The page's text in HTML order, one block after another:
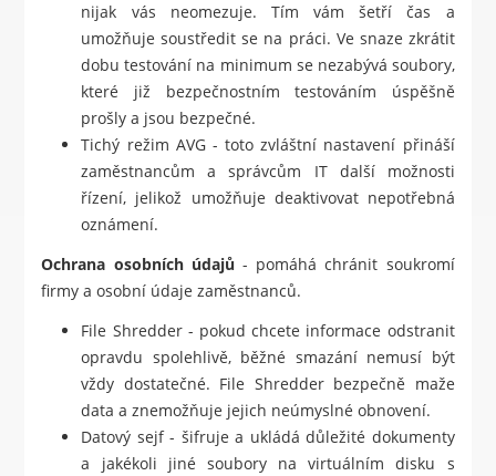
nijak vás neomezuje. Tím vám šetří čas a
umožňuje soustředit se na práci. Ve snaze zkrátit
dobu testování na minimum se nezabývá soubory,
které již bezpečnostním testováním úspěšně
prošly a jsou bezpečné.
Tichý režim AVG - toto zvláštní nastavení přináší
zaměstnancům a správcům IT další možnosti
řízení, jelikož umožňuje deaktivovat nepotřebná
oznámení.
Ochrana osobních údajů - pomáhá chránit soukromí
firmy a osobní údaje zaměstnanců.
File Shredder - pokud chcete informace odstranit
opravdu spolehlivě, běžné smazání nemusí být
vždy dostatečné. File Shredder bezpečně maže
data a znemožňuje jejich neúmyslné obnovení.
Datový sejf - šifruje a ukládá důležité dokumenty
a jakékoli jiné soubory na virtuálním disku s